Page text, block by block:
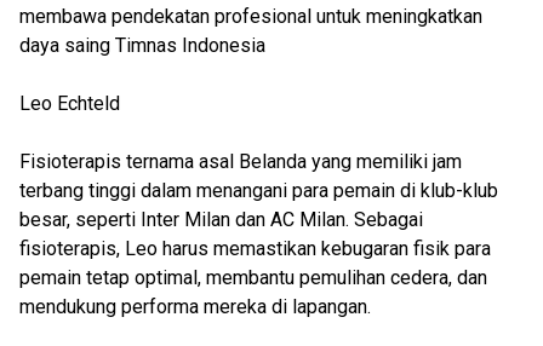
membawa pendekatan profesional untuk meningkatkan
daya saing Timnas Indonesia
Leo Echteld
Fisioterapis ternama asal Belanda yang memiliki jam
terbang tinggi dalam menangani para pemain di klub-klub
besar, seperti Inter Milan dan AC Milan. Sebagai
fisioterapis, Leo harus memastikan kebugaran fisik para
pemain tetap optimal, membantu pemulihan cedera, dan
mendukung performa mereka di lapangan.